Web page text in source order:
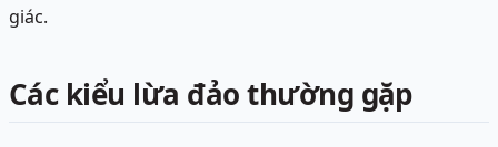
giác.
Các kiểu lừa đảo thường gặp